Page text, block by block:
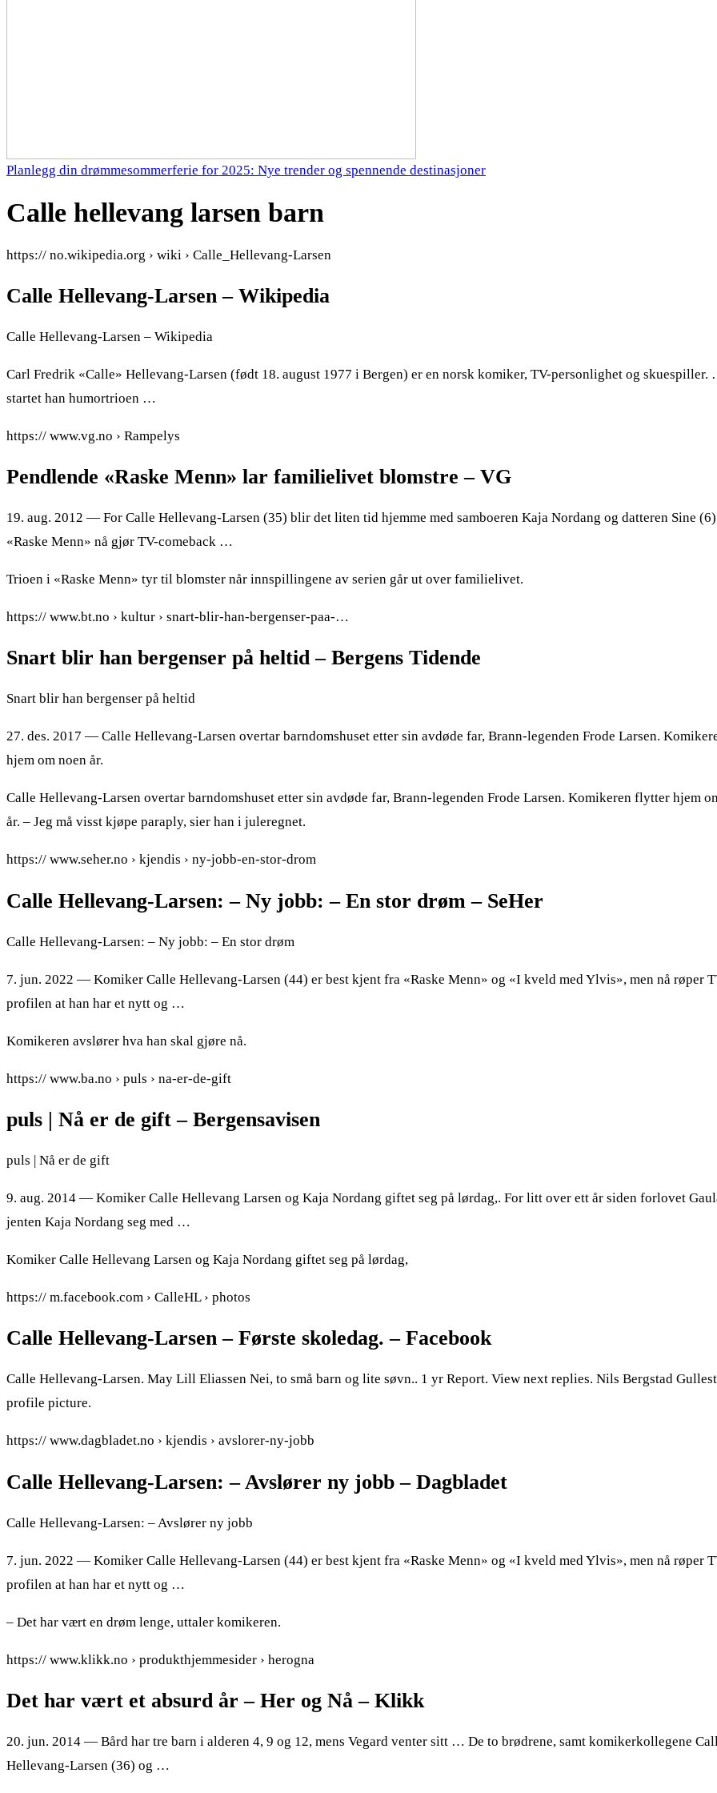
Planlegg din drømmesommerferie for 2025: Nye trender og spennende destinasjoner
Calle hellevang larsen barn
https:// no.wikipedia.org › wiki › Calle_Hellevang-Larsen
Calle Hellevang-Larsen – Wikipedia
Calle Hellevang-Larsen – Wikipedia
Carl Fredrik «Calle» Hellevang-Larsen (født 18. august 1977 i Bergen) er en norsk komiker, TV-personlighet og
startet han humortrioen …
https:// www.vg.no › Rampelys
Pendlende «Raske Menn» lar familielivet blomstre – VG
19. aug. 2012 — For Calle Hellevang-Larsen (35) blir det liten tid hjemme med samboeren Kaja Nordang og datteren Sine
«Raske Menn» nå gjør TV-comeback …
Trioen i «Raske Menn» tyr til blomster når innspillingene av serien går ut over familielivet.
https:// www.bt.no › kultur › snart-blir-han-bergenser-paa-…
Snart blir han bergenser på heltid – Bergens Tidende
Snart blir han bergenser på heltid
27. des. 2017 — Calle Hellevang-Larsen overtar barndomshuset etter sin avdøde far, Brann-legenden Frode Larsen.
hjem om noen år.
Calle Hellevang-Larsen overtar barndomshuset etter sin avdøde far, Brann-legenden Frode Larsen. Komikeren flytter hjem
år. – Jeg må visst kjøpe paraply, sier han i juleregnet.
https:// www.seher.no › kjendis › ny-jobb-en-stor-drom
Calle Hellevang-Larsen: – Ny jobb: – En stor drøm – SeHer
Calle Hellevang-Larsen: – Ny jobb: – En stor drøm
7. jun. 2022 — Komiker Calle Hellevang-Larsen (44) er best kjent fra «Raske Menn» og «I kveld med Ylvis», men nå røper
profilen at han har et nytt og …
Komikeren avslører hva han skal gjøre nå.
https:// www.ba.no › puls › na-er-de-gift
puls | Nå er de gift – Bergensavisen
puls | Nå er de gift
9. aug. 2014 — Komiker Calle Hellevang Larsen og Kaja Nordang giftet seg på lørdag,. For litt over ett år siden forlovet
jenten Kaja Nordang seg med …
Komiker Calle Hellevang Larsen og Kaja Nordang giftet seg på lørdag,
https:// m.facebook.com › CalleHL › photos
Calle Hellevang-Larsen – Første skoledag. – Facebook
Calle Hellevang-Larsen. May Lill Eliassen Nei, to små barn og lite søvn.. 1 yr Report. View next replies. Nils Bergstad
profile picture.
https:// www.dagbladet.no › kjendis › avslorer-ny-jobb
Calle Hellevang-Larsen: – Avslører ny jobb – Dagbladet
Calle Hellevang-Larsen: – Avslører ny jobb
7. jun. 2022 — Komiker Calle Hellevang-Larsen (44) er best kjent fra «Raske Menn» og «I kveld med Ylvis», men nå røper
profilen at han har et nytt og …
– Det har vært en drøm lenge, uttaler komikeren.
https:// www.klikk.no › produkthjemmesider › herogna
Det har vært et absurd år – Her og Nå – Klikk
20. jun. 2014 — Bård har tre barn i alderen 4, 9 og 12, mens Vegard venter sitt … De to brødrene, samt komikerkollegene
Hellevang-Larsen (36) og …